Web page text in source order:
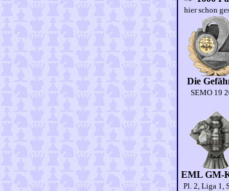
hier schon
Die
SEMO 19
EML GM-
Pl. 2, Liga 1,